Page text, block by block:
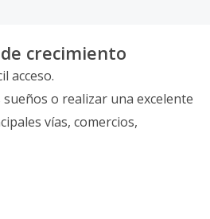
crecimiento
acceso.
o realizar una excelente
vías, comercios,